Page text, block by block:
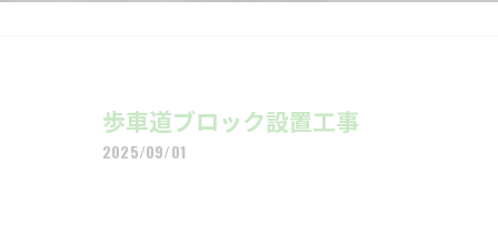
歩車道ブロック設置工事
2025/09/01